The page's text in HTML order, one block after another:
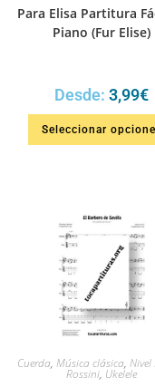
Para Elisa Partitura
Piano (Fur Elise)
Desde: 3,99€
Seleccionar
Cuerda, Música clásica, Nivel
Rossini, Ukelele